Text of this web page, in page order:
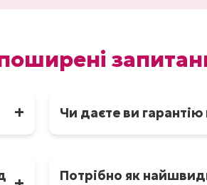
Чи даєте ви гарантію
Потрібно як